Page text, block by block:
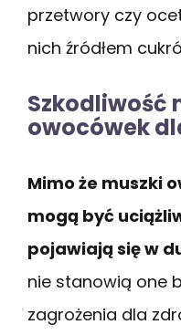
przetwory czy
nich źródłem
Szkodliwość
owocówek
Mimo że muszki
mogą być
pojawiają się w
nie stanowią one
zagrożenia dla